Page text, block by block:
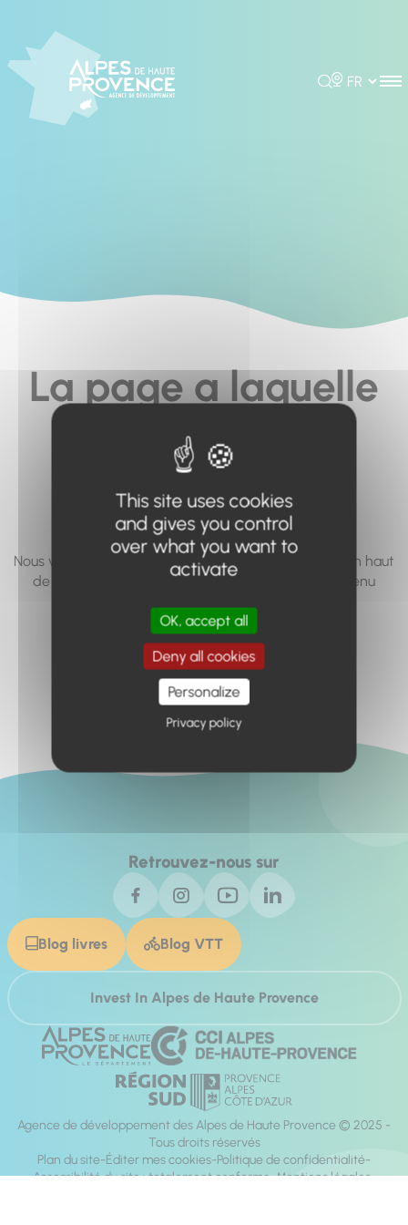
Rechercher
Choisir la
La page a laquelle
vous cherchez à
accéder n'existe
pas... ou plus.
Nous vous invitons à utiliser le moteur de recherche en haut
de page, ou à utiliser le menu pour trouver le contenu
Retour à l'accueil
Retrouvez-nous sur
Blog livres Blog VTT
Invest In Alpes de Haute Provence
Agence de développement des Alpes de Haute Provence © 2025 -
Tous droits réservés
Plan du site Éditer mes cookies Politique de confidentialité
Accessibilité du site : totalement conforme Mentions légales
This site uses cookies
and gives you control
over what you want to
activate
OK, accept all
Deny all cookies
Personalize
Privacy policy